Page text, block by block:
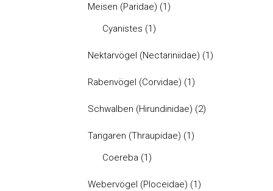
Meisen (Paridae) (1)
Cyanistes (1)
Nektarvögel (Nectariniidae) (1)
Rabenvögel (Corvidae) (1)
Schwalben (Hirundinidae) (2)
Tangaren (Thraupidae) (1)
Coereba (1)
Webervögel (Ploceidae) (1)